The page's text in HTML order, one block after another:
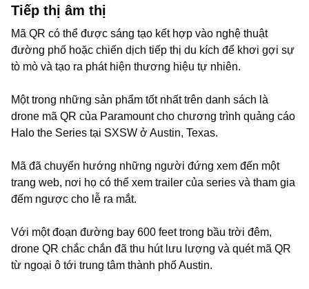
Tiếp thị âm thị
Mã QR có thể được sáng tạo kết hợp vào nghệ thuật
đường phố hoặc chiến dịch tiếp thị du kích để khơi gợi sự
tò mò và tạo ra phát hiện thương hiệu tự nhiên.
Một trong những sản phẩm tốt nhất trên danh sách là
drone mã QR của Paramount cho chương trình quảng cáo
Halo the Series tại SXSW ở Austin, Texas.
Mã đã chuyển hướng những người đứng xem đến một
trang web, nơi họ có thể xem trailer của series và tham gia
đếm ngược cho lễ ra mắt.
Với một đoạn đường bay 600 feet trong bầu trời đêm,
drone QR chắc chắn đã thu hút lưu lượng và quét mã QR
từ ngoại ô tới trung tâm thành phố Austin.